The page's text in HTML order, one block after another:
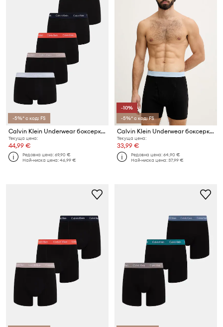
-5%* с код: FS
Calvin Klein Underwear боксерки мъжки от памук с еластан 5 броя
Текуща цена:
44,99 €
Редовна цена:69,90 €
Най-ниска цена:46,99 €
-10%
-5%* с код: FS
Calvin Klein Underwear боксерки мъжки от памук 5 броя
Текуща цена:
33,99 €
Редовна цена:64,90 €
Най-ниска цена:37,99 €